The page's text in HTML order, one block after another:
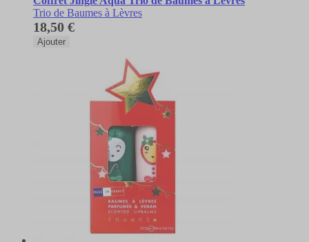
Trio de Baumes à Lèvres
18,50 €
Ajouter